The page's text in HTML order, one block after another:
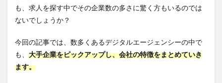
も、求人を探す中でその企業数の多さに驚く方もいるのでは
ないでしょうか？
今回の記事では、数多くあるデジタルエージェンシーの中で
も、 大手企業をピックアップし、会社の特徴をまとめていき
ます。